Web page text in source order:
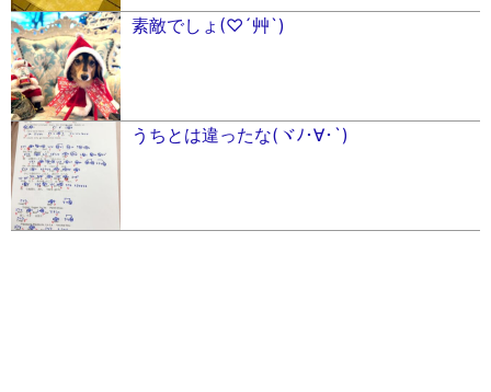
素敵でしょ(♡´艸`)
うちとは違ったな(ヾﾉ･∀･`)